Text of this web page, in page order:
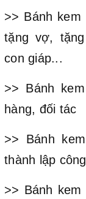
>> Bánh
tặng vợ,
con giáp...
>> Bánh
hàng, đối tác
>> Bánh
thành lập
>> Bánh